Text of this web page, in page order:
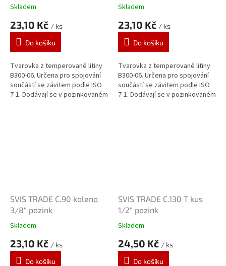
pozink
Skladem
23,10 Kč / ks
Do košíku
Tvarovka z temperované litiny
B300-06. Určena pro spojování
součástí se závitem podle ISO
7-1. Dodávají se v pozinkovaném
provedení. Zinkový povlak o
Skladem
23,10 Kč / ks
Do košíku
Tvarovka z temperované litiny
B300-06. Určena pro spojování
součástí se závitem podle ISO
7-1. Dodávají se v pozinkovaném
provedení. Zinkový povlak o
SVIS TRADE C.90 koleno
3/8" pozink
Skladem
23,10 Kč / ks
Do košíku
SVIS TRADE C.130 T kus
1/2" pozink
Skladem
24,50 Kč / ks
Do košíku